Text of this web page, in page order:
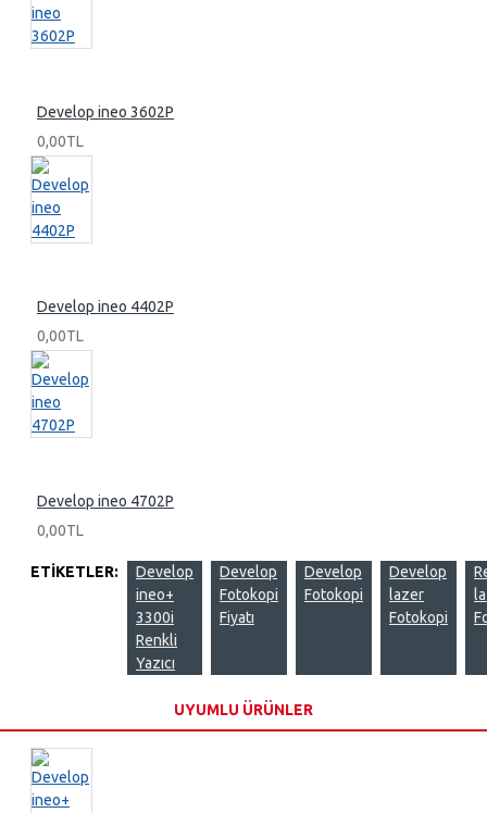
Develop ineo 3602P
0,00TL
Develop ineo 4402P
0,00TL
Develop ineo 4702P
0,00TL
ETIKETLER:
Develop
ineo+
3300i
Renkli
Yazıcı
Develop
Fotokopi
Fiyatı
Develop
Fotokopi
Develop
lazer
Fotokopi
UYUMLU ÜRÜNLER